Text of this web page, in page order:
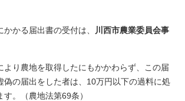
かかる届出書の受付は、
川西市農業委員会事
り農地を取得したにもかかわらず、この届
偽の届出をした者は、10万円以下の過料に処
。（農地法第69条）